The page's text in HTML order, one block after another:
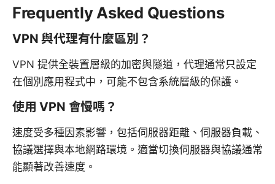
Frequently Asked Questions
VPN 與代理有什麼區別？
VPN 提供全裝置層級的加密與隧道，代理通常只設定
在個別應用程式中，可能不包含系統層級的保護。
使用 VPN 會慢嗎？
速度受多種因素影響，包括伺服器距離、伺服器負載、
協議選擇與本地網路環境。適當切換伺服器與協議通常
能顯著改善速度。